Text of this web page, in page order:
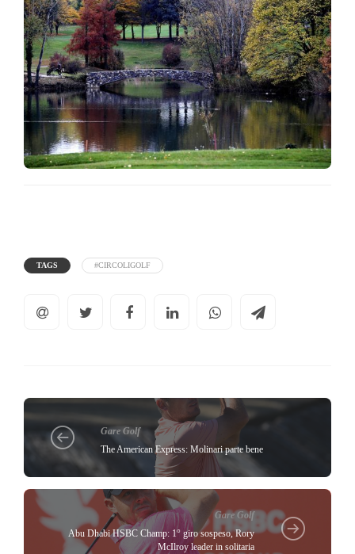
TAGS #CIRCOLIGOLF
Gare Golf
The American Express: Molinari parte bene
Gare Golf
Abu Dhabi HSBC Champ: 1° giro sospeso, Rory
McIlroy leader in solitaria